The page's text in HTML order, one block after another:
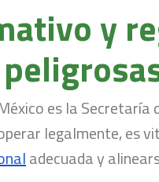
y
es la
legalmente, es
adecuada y